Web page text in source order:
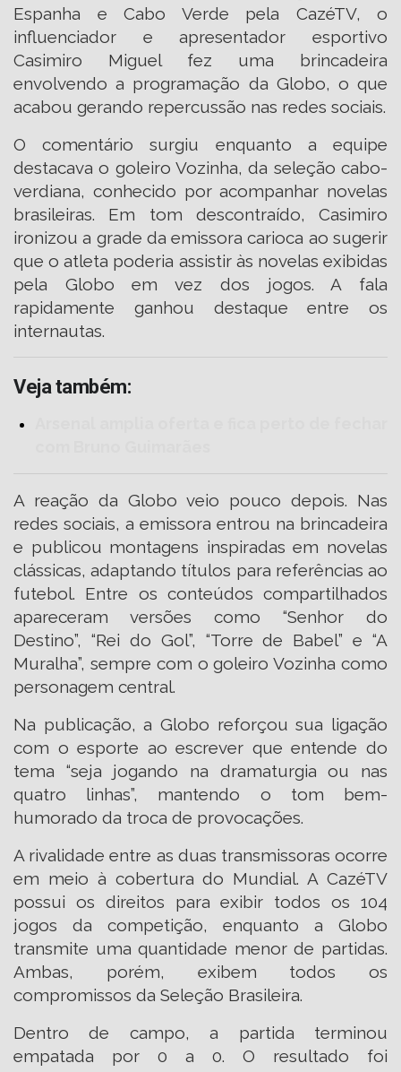
Espanha e Cabo Verde pela CazéTV, o
influenciador e apresentador esportivo
Casimiro Miguel fez uma brincadeira
envolvendo a programação da Globo, o que
acabou gerando repercussão nas redes sociais.
O comentário surgiu enquanto a equipe
destacava o goleiro Vozinha, da seleção cabo-
verdiana, conhecido por acompanhar novelas
brasileiras. Em tom descontraído, Casimiro
ironizou a grade da emissora carioca ao sugerir
que o atleta poderia assistir às novelas exibidas
pela Globo em vez dos jogos. A fala
rapidamente ganhou destaque entre os
internautas.
Veja também:
A reação da Globo veio pouco depois. Nas
redes sociais, a emissora entrou na brincadeira
e publicou montagens inspiradas em novelas
clássicas, adaptando títulos para referências ao
futebol. Entre os conteúdos compartilhados
apareceram versões como “Senhor do
Destino”, “Rei do Gol”, “Torre de Babel” e “A
Muralha”, sempre com o goleiro Vozinha como
personagem central.
Na publicação, a Globo reforçou sua ligação
com o esporte ao escrever que entende do
tema “seja jogando na dramaturgia ou nas
quatro linhas”, mantendo o tom bem-
humorado da troca de provocações.
A rivalidade entre as duas transmissoras ocorre
em meio à cobertura do Mundial. A CazéTV
possui os direitos para exibir todos os 104
jogos da competição, enquanto a Globo
transmite uma quantidade menor de partidas.
Ambas, porém, exibem todos os
compromissos da Seleção Brasileira.
Dentro de campo, a partida terminou
empatada por 0 a 0. O resultado foi